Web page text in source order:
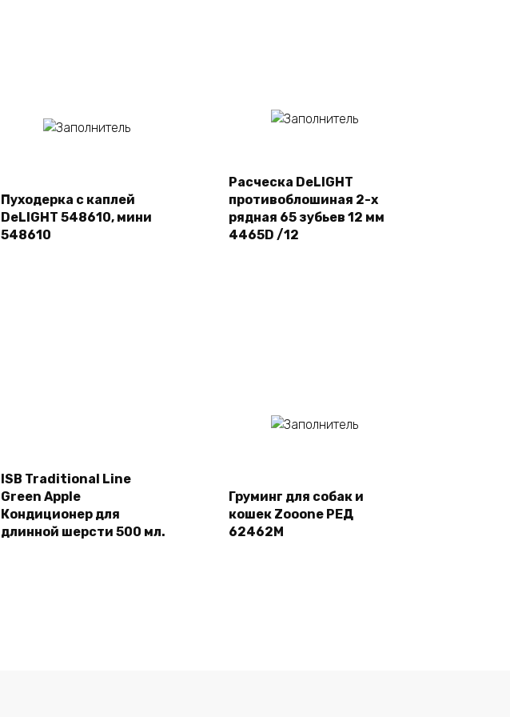
Пуходерка с каплей
DeLIGHT 548610, мини
548610
Подробнее
Расческа DeLIGHT
противоблошиная 2-х
рядная 65 зубьев 12 мм
4465D /12
Подробнее
ISB Traditional Line
Green Apple
Кондиционер для
длинной шерсти 500 мл.
Груминг для собак и
кошек Zooone РЕД
62462M